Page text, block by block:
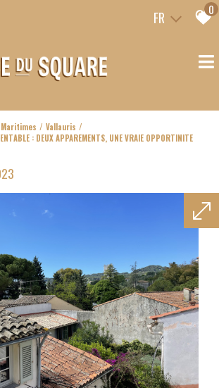
FR 0
Vallauris
: DEUX APPAREMENTS, UNE VRAIE OPPORTINITE